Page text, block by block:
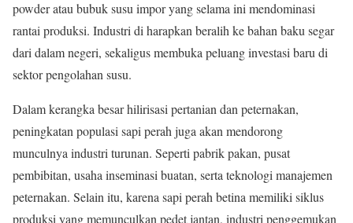
powder atau bubuk susu impor yang selama ini mendominasi
rantai produksi. Industri di harapkan beralih ke bahan baku segar
dari dalam negeri, sekaligus membuka peluang investasi baru di
sektor pengolahan susu.
Dalam kerangka besar hilirisasi pertanian dan peternakan,
peningkatan populasi sapi perah juga akan mendorong
munculnya industri turunan. Seperti pabrik pakan, pusat
pembibitan, usaha inseminasi buatan, serta teknologi manajemen
peternakan. Selain itu, karena sapi perah betina memiliki siklus
produksi yang memunculkan pedet jantan, industri penggemukan